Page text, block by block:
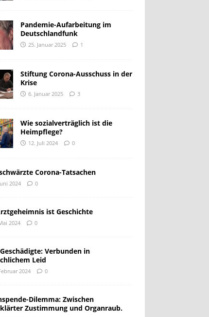
Pandemie-Aufarbeitung im
Deutschlandfunk
25. Januar 2025 1
Stiftung Corona-Ausschuss in der
Krise
6. Januar 2025 3
Wie sozialverträglich ist die
Heimpflege?
12. Juli 2024 0
Corona-Tatsachen
2024 0
ist Geschichte
2024 0
Verbunden in
Leid
2024 0
Dilemma: Zwischen
Zustimmung und Organraub.